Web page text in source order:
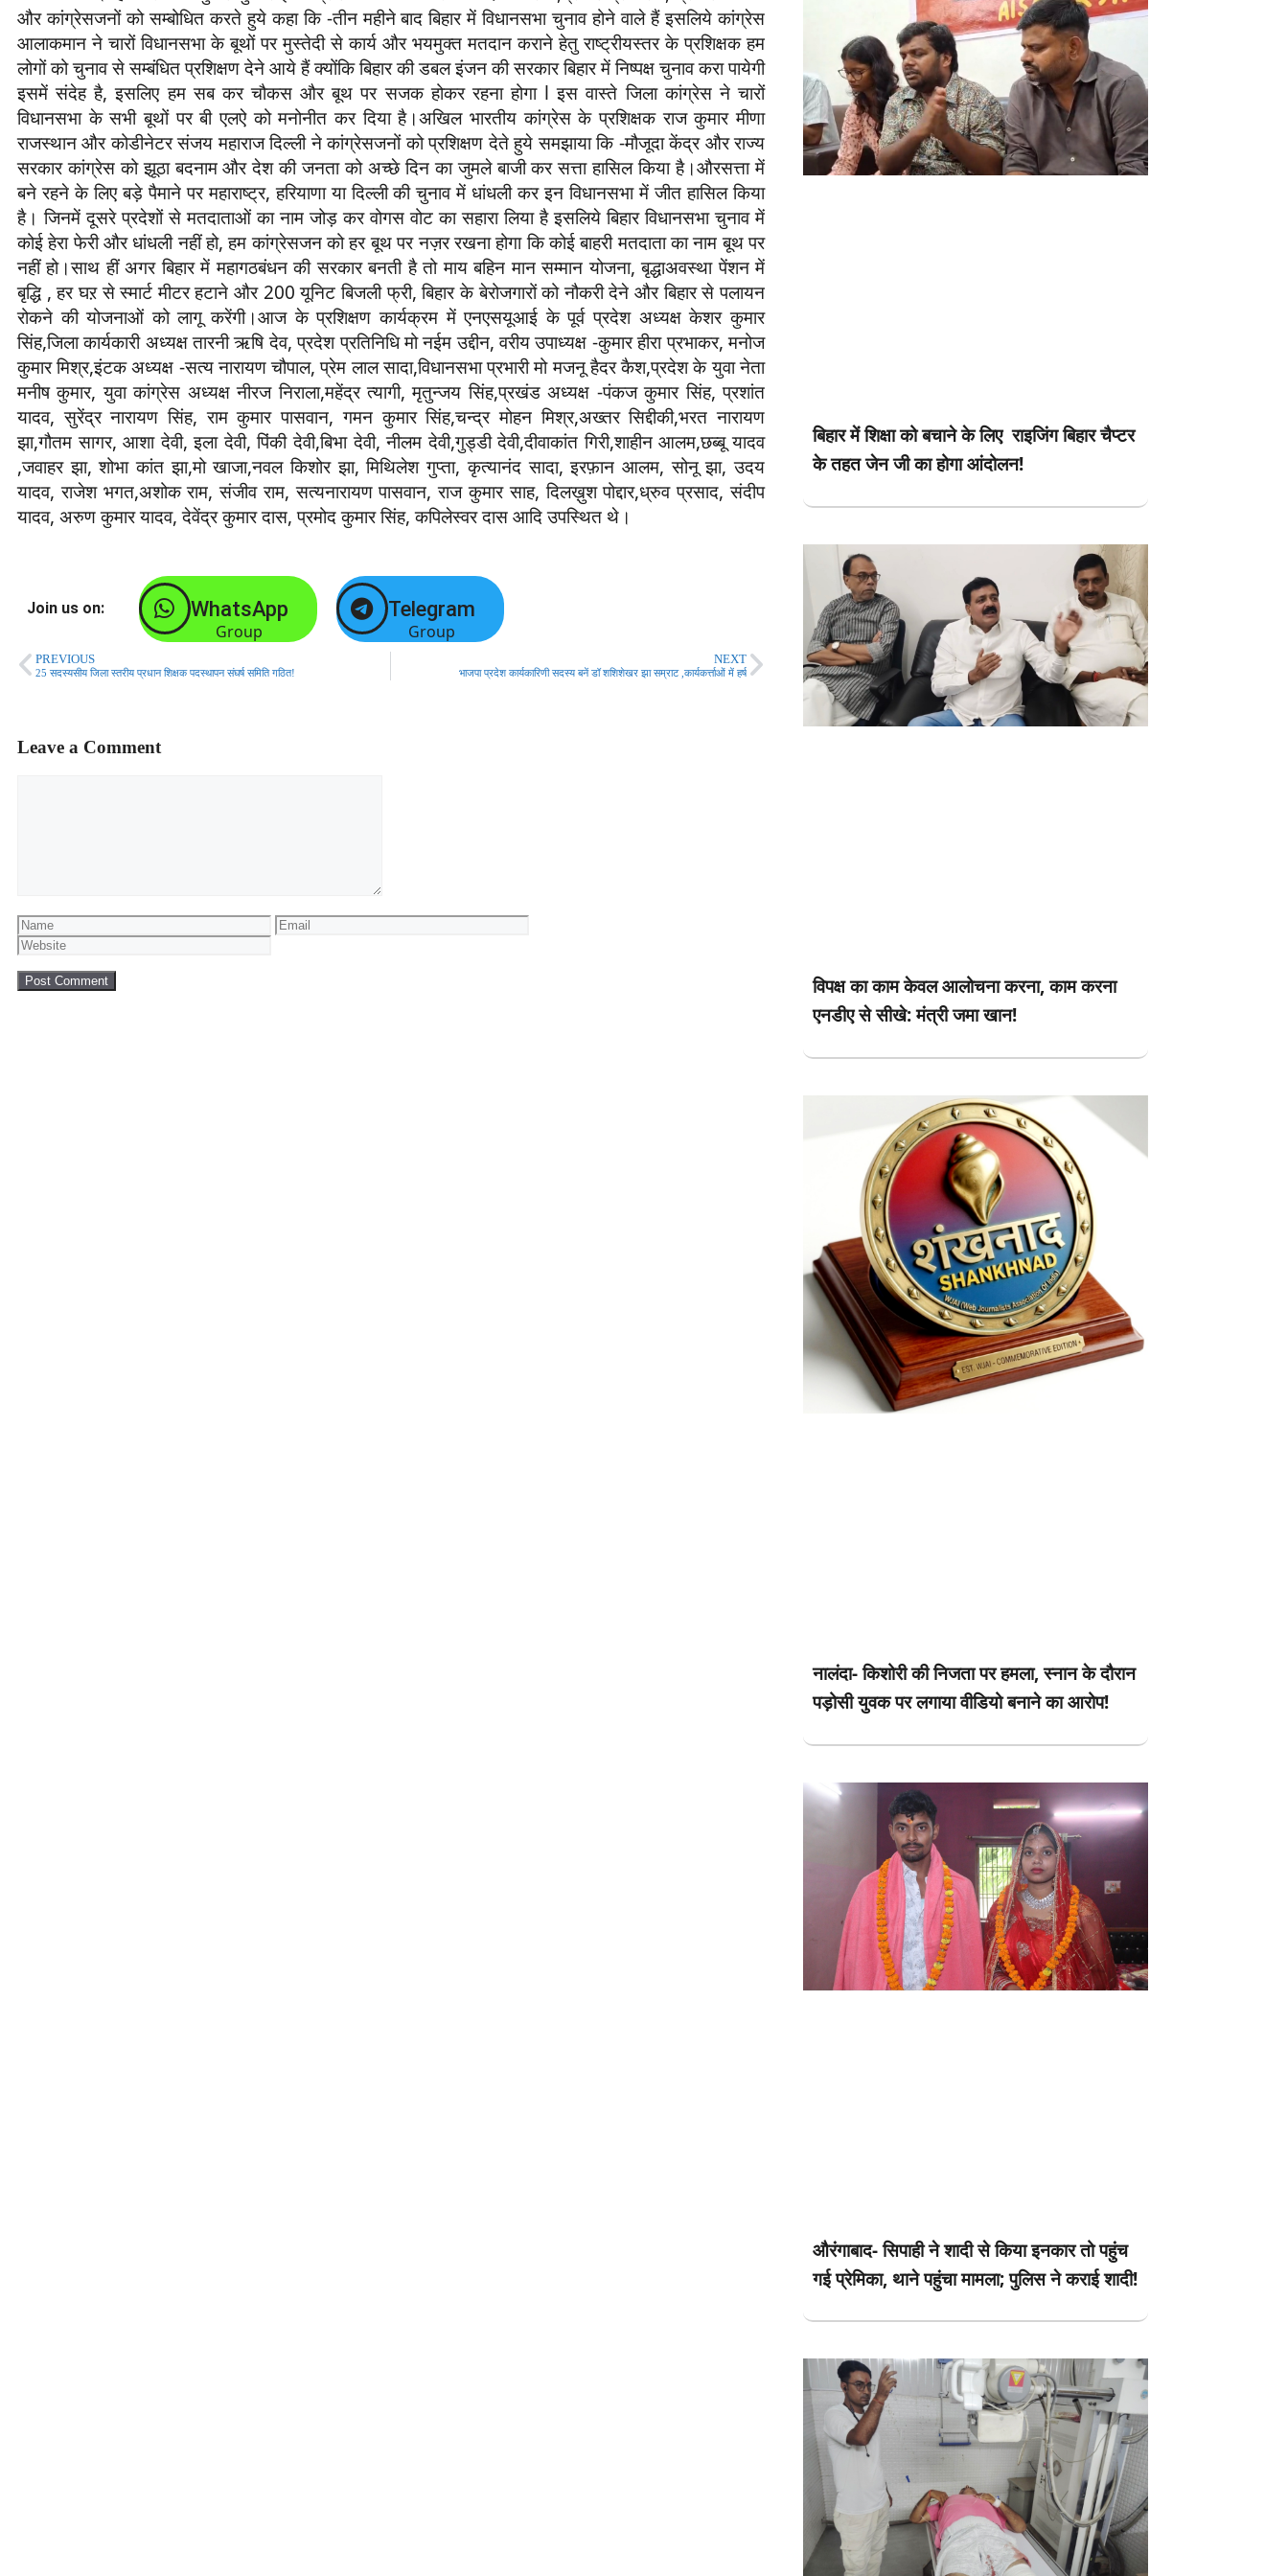
और कांग्रेसजनों को सम्बोधित करते हुये कहा कि -तीन महीने बाद बिहार में विधानसभा चुनाव होने वाले हैं इसलिये कांग्रेस
आलाकमान ने चारों विधानसभा के बूथों पर मुस्तेदी से कार्य और भयमुक्त मतदान कराने हेतु राष्ट्रीयस्तर के प्रशिक्षक हम
लोगों को चुनाव से सम्बंधित प्रशिक्षण देने आये हैं क्योंकि बिहार की डबल इंजन की सरकार बिहार में निष्पक्ष चुनाव करा पायेगी
इसमें संदेह है, इसलिए हम सब कर चौकस और बूथ पर सजक होकर रहना होगा l इस वास्ते जिला कांग्रेस ने चारों
विधानसभा के सभी बूथों पर बी एलऐ को मनोनीत कर दिया है।अखिल भारतीय कांग्रेस के प्रशिक्षक राज कुमार मीणा
राजस्थान और कोडीनेटर संजय महाराज दिल्ली ने कांग्रेसजनों को प्रशिक्षण देते हुये समझाया कि -मौजूदा केंद्र और राज्य
सरकार कांग्रेस को झूठा बदनाम और देश की जनता को अच्छे दिन का जुमले बाजी कर सत्ता हासिल किया है।औरसत्ता में
बने रहने के लिए बड़े पैमाने पर महाराष्ट्र, हरियाणा या दिल्ली की चुनाव में धांधली कर इन विधानसभा में जीत हासिल किया
है। जिनमें दूसरे प्रदेशों से मतदाताओं का नाम जोड़ कर वोगस वोट का सहारा लिया है इसलिये बिहार विधानसभा चुनाव में
कोई हेरा फेरी और धांधली नहीं हो, हम कांग्रेसजन को हर बूथ पर नज़र रखना होगा कि कोई बाहरी मतदाता का नाम बूथ पर
नहीं हो।साथ हीं अगर बिहार में महागठबंधन की सरकार बनती है तो माय बहिन मान सम्मान योजना, बृद्धाअवस्था पेंशन में
बृद्धि , हर घऱ से स्मार्ट मीटर हटाने और 200 यूनिट बिजली फ्री, बिहार के बेरोजगारों को नौकरी देने और बिहार से पलायन
रोकने की योजनाओं को लागू करेंगी।आज के प्रशिक्षण कार्यक्रम में एनएसयूआई के पूर्व प्रदेश अध्यक्ष केशर कुमार
सिंह,जिला कार्यकारी अध्यक्ष तारनी ऋषि देव, प्रदेश प्रतिनिधि मो नईम उद्दीन, वरीय उपाध्यक्ष -कुमार हीरा प्रभाकर, मनोज
कुमार मिश्र,इंटक अध्यक्ष -सत्य नारायण चौपाल, प्रेम लाल सादा,विधानसभा प्रभारी मो मजनू हैदर कैश,प्रदेश के युवा नेता
मनीष कुमार, युवा कांग्रेस अध्यक्ष नीरज निराला,महेंद्र त्यागी, मृतुन्जय सिंह,प्रखंड अध्यक्ष -पंकज कुमार सिंह, प्रशांत
यादव, सुरेंद्र नारायण सिंह, राम कुमार पासवान, गमन कुमार सिंह,चन्द्र मोहन मिश्र,अख्तर सिद्दीकी,भरत नारायण
झा,गौतम सागर, आशा देवी, इला देवी, पिंकी देवी,बिभा देवी, नीलम देवी,गुड्डी देवी,दीवाकांत गिरी,शाहीन आलम,छब्बू यादव
,जवाहर झा, शोभा कांत झा,मो खाजा,नवल किशोर झा, मिथिलेश गुप्ता, कृत्यानंद सादा, इरफ़ान आलम, सोनू झा, उदय
यादव, राजेश भगत,अशोक राम, संजीव राम, सत्यनारायण पासवान, राज कुमार साह, दिलख़ुश पोद्दार,ध्रुव प्रसाद, संदीप
यादव, अरुण कुमार यादव, देवेंद्र कुमार दास, प्रमोद कुमार सिंह, कपिलेस्वर दास आदि उपस्थित थे।
Join us on: WhatsApp
Group
Telegram
Group
PREVIOUS
25 सदस्यसीय जिला स्तरीय प्रधान शिक्षक पदस्थापन संघर्ष समिति गठित!
NEXT
भाजपा प्रदेश कार्यकारिणी सदस्य बनें डॉ शशिशेखर झा सम्राट ,कार्यकर्त्ताओं में हर्ष
Leave a Comment
बिहार में शिक्षा को बचाने के लिए राइजिंग बिहार चैप्टर
के तहत जेन जी का होगा आंदोलन!
विपक्ष का काम केवल आलोचना करना, काम करना
एनडीए से सीखे: मंत्री जमा खान!
नालंदा- किशोरी की निजता पर हमला, स्नान के दौरान
पड़ोसी युवक पर लगाया वीडियो बनाने का आरोप!
औरंगाबाद- सिपाही ने शादी से किया इनकार तो पहुंच
गई प्रेमिका, थाने पहुंचा मामला; पुलिस ने कराई शादी!